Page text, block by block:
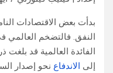
بدأت بعض الاقتصادات
النفق. فالتضخم العالمي
الفائدة العالمية قد بلغت
إلى الاندفاع نحو إصدار